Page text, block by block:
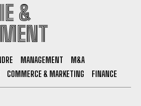
&
MANAGEMENT
M&A
COMMERCE & MARKETING FINANCE